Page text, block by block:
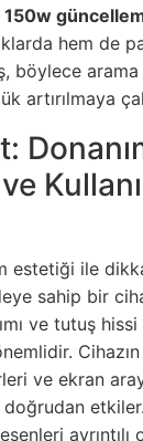
hem de
böylece
artırılmaya
estetiği ile
sahip bir
ve tutuş
Cihazın
ve ekran
doğrudan